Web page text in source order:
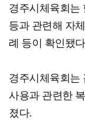
경주시체육회는
등과 관련해 자
례 등이 확인됐
경주시체육회는
사용과 관련한
졌다.